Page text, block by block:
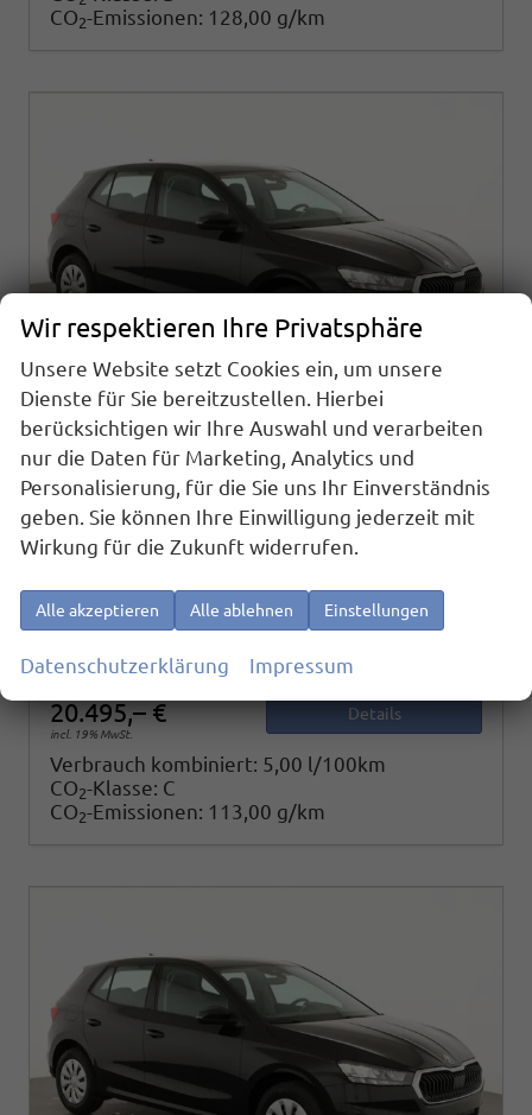
CO2-Emissionen: 128,00 g/km
Skoda Fabia
Selection 1.0 TSI Selection, AHK, Tempomat, Ladeboden, Park, Winterpaket, SmartLink, 4-J Garantie
sofort lieferbar Fahrzeug mit Tageszulassung
Fahrzeugnr.25163 GetriebeSchaltgetriebe
KraftstoffBenzin Außenfarbe
Black Magic Metallic
01.06.2026
20.495,– €
incl. 19% MwSt.
Details
Verbrauch kombiniert: 5,00 l/100km
CO2-Klasse: C
CO2-Emissionen: 113,00 g/km
Wir respektieren Ihre Privatsphäre
Unsere Website setzt Cookies ein, um unsere
Dienste für Sie bereitzustellen. Hierbei
berücksichtigen wir Ihre Auswahl und verarbeiten
nur die Daten für Marketing, Analytics und
Personalisierung, für die Sie uns Ihr Einverständnis
geben. Sie können Ihre Einwilligung jederzeit mit
Wirkung für die Zukunft widerrufen.
Alle akzeptieren Alle ablehnen Einstellungen
Datenschutzerklärung Impressum